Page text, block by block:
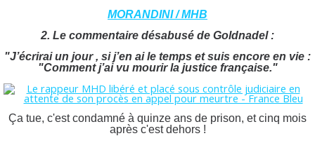
MORANDINI / MHB
2. Le commentaire désabusé de Goldnadel :
"J’écrirai un jour , si j’en ai le temps et suis encore en vie :
"Comment j’ai vu mourir la justice française."
Ça tue, c'est condamné à quinze ans de prison, et cinq mois
après c'est dehors !